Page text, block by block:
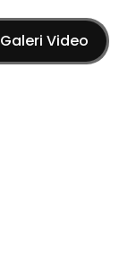
Galeri Video